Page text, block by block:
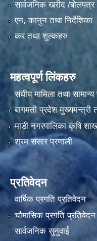
सार्वजनिक खरीद /
एन, कानुन तथा निर्देशिका
कर तथा शुल्कहरु
महत्वपूर्ण लिंकहरु
संघीय मामिला तथा
बागमती प्रदेश मुख्यमन्त्री
माडी नगरपालिका कृषि
श्रम संसार प्रणाली
प्रतिवेदन
वार्षिक प्रगति प्रतिवेदन
चौमासिक प्रगति प्रतिवेदन
सार्वजनिक सुनुवाई